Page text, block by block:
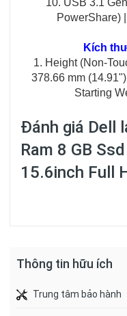
10. USB 3.1
PowerShare)
Kích
1. Height (Non-
378.66 mm
Starting
Đánh giá Dell
Ram 8 GB
15.6inch Full
Thông tin hữu ích
Trung tâm bảo hành